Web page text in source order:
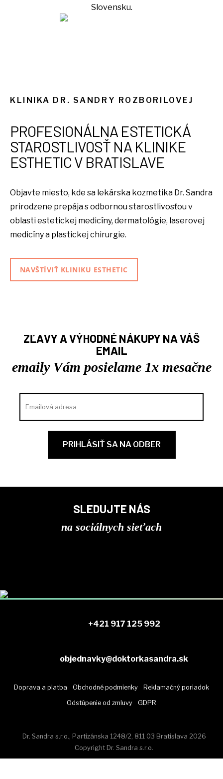
Slovensku.
KLINIKA DR. SANDRY ROZBORILOVEJ
PROFESIONÁLNA ESTETICKÁ
STAROSTLIVOSŤ NA KLINIKE
ESTHETIC V BRATISLAVE
Objavte miesto, kde sa lekárska kozmetika Dr. Sandra
prirodzene prepája s odbornou starostlivosťou v
oblasti estetickej medicíny, dermatológie, laserovej
medicíny a plastickej chirurgie.
NAVŠTÍVIŤ KLINIKU ESTHETIC
ZĽAVY A VÝHODNÉ NÁKUPY NA VÁŠ
EMAIL
emaily Vám posielame 1x mesačne
SLEDUJTE NÁS
na sociálnych sieťach
+421 917 125 992
objednavky@doktorkasandra.sk
Doprava a platba Obchodné podmienky Reklamačný poriadok
Odstúpenie od zmluvy GDPR
Dr. Sandra s.r.o., Partizánska 1248/2, 811 03 Bratislava 2026
Copyright Dr. Sandra s.r.o.